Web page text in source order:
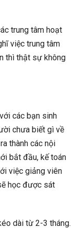
trung tâm hoạt
việc trung tâm
thì thật sự không
các bạn sinh
chưa biết gì về
thành các nội
bắt đầu, kế toán
việc giảng viên
học được sát
dài từ 2-3 tháng.